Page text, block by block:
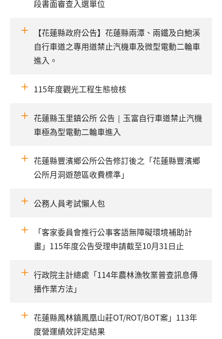
段書面審查入選單位
【花蓮縣政府公告】花蓮縣兩潭、兩鐵及白鮑溪
自行車道之專用道禁止汽機車及微型電動二輪車
進入。
115年度觀光工程生態檢核
花蓮縣玉里鎮公所 公告｜玉富自行車道禁止汽機
車極為型電動二輪車進入
花蓮縣豐濱鄉公所公告修訂後之「花蓮縣豐濱鄉
公所月洞遊憩區收費標準」
公務人員考試懶人包
「客家委員會推行公事客語無障礙環境補助計
畫」115年度公告受理申請截至10月31日止
行政院主計總處「114年農林漁牧業普查訊息傳
播作業方法」
花蓮縣鳳林鎮鳳凰山莊OT/ROT/BOT案」113年
度營運績效評定結果